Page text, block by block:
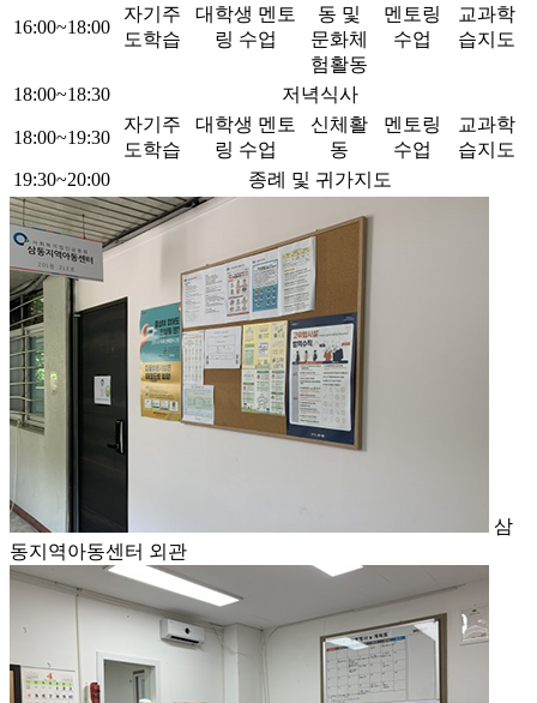
16:00~18:00
자기주
도학습
대학생 멘토
링 수업
동 및
문화체
험활동
멘토링
수업
교과학
습지도
18:00~18:30 저녁식사
18:00~19:30
자기주
도학습
대학생 멘토
링 수업
신체활
동
멘토링
수업
교과학
습지도
19:30~20:00
종례 및 귀가지도
삼
동지역아동센터 외관